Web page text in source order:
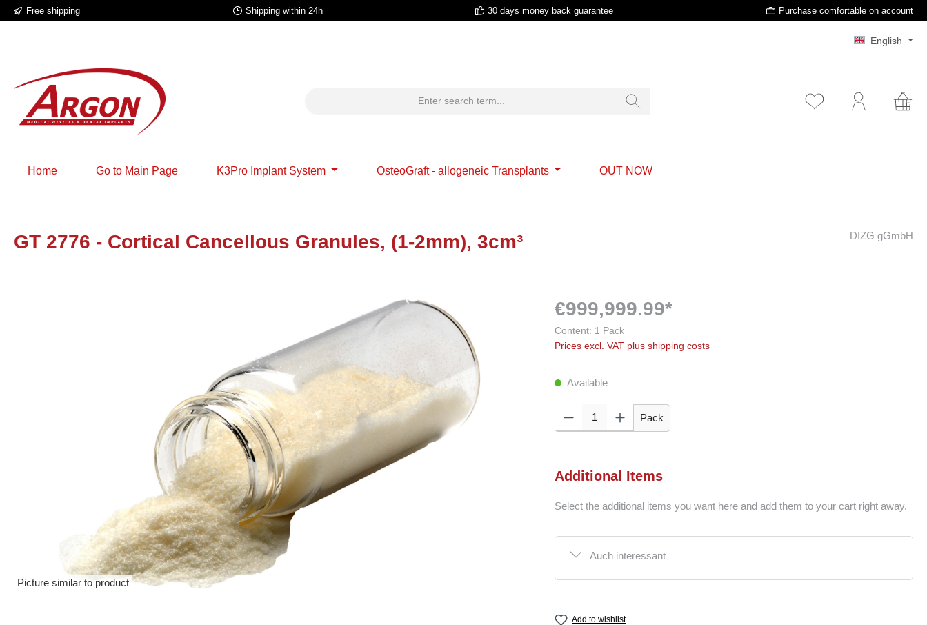
to main content
Skip to search
Skip to main navigation
Free shipping Shipping within 24h 30 days money back guarantee Purchase comfortable on account
English
Home Go to Main Page K3Pro Implant System OsteoGraft - allogeneic Transplants OUT NOW
GT 2776 - Cortical Cancellous Granules, (1-2mm), 3cm³ DIZG gGmbH
Picture similar to product
€999,999.99*
Content: 1 Pack
Prices excl. VAT plus shipping costs
Available
Product Quantity: Enter the desired amount or use the buttons to increase or decrease the quantity.
Pack
Additional Items
Select the additional items you want here and add them to your cart right away.
Auch interessant
Add to wishlist